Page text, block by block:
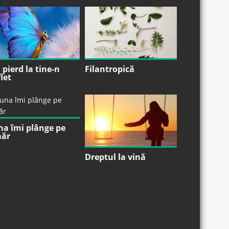
pierd la tine-n Filantropică
îmi plânge pe
Dreptul la vină